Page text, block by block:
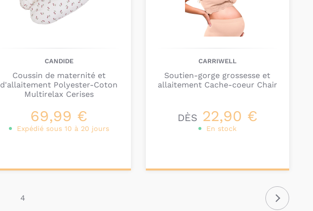
CANDIDE
Coussin de maternité et
d'allaitement Polyester-Coton
Multirelax Cerises
69,99 €
Expédié sous 10 à 20 jours
CARRIWELL
Soutien-gorge grossesse et
allaitement Cache-coeur Chair
DÈS 22,90 €
En stock
4